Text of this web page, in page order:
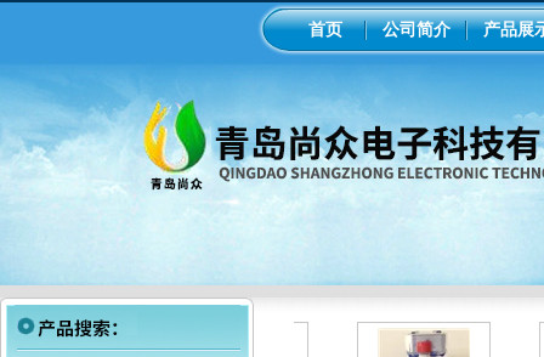
首页 公司简介 产品展